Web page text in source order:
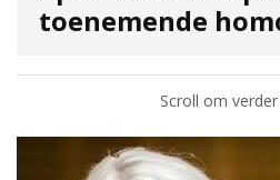
toenemende
Scroll om